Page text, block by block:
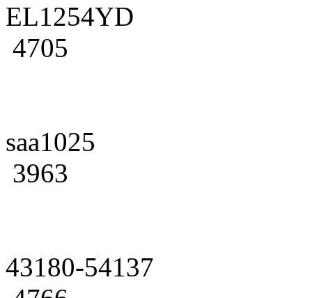
EL1254YD
4705
saa1025
3963
43180-54137